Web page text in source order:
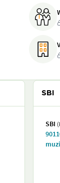
SBI
SBI